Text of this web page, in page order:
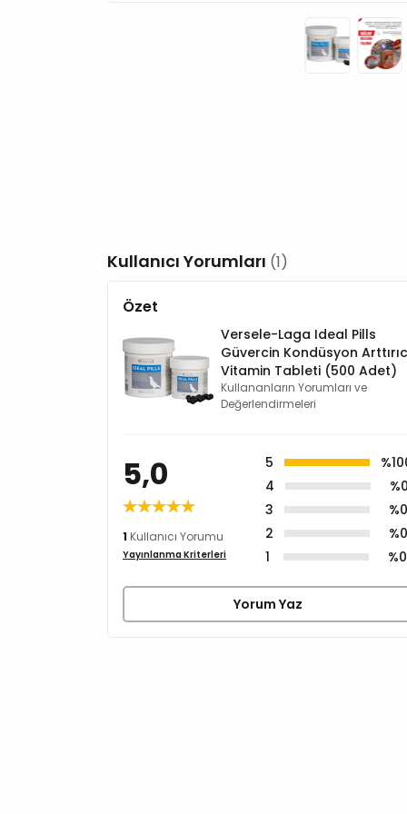
Kullanıcı Yorumları (1)
Özet
Versele-Laga Ideal Pills
Güvercin Kondüsyon
Vitamin Tableti (500 Adet)
Kullananların Yorumları ve
Değerlendirmeleri
5,0
1 Kullanıcı Yorumu
Yayınlanma Kriterleri
5
4
%0
3
%0
2
%0
1
%0
Yorum Yaz